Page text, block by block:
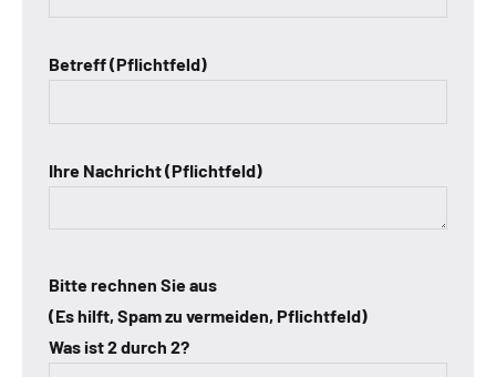
Betreff (Pflichtfeld)
Ihre Nachricht (Pflichtfeld)
Bitte rechnen Sie aus
(Es hilft, Spam zu vermeiden, Pflichtfeld)
Was ist 2 durch 2?